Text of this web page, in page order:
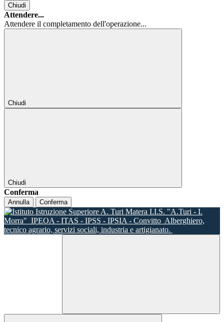
Chiudi
Attendere...
Attendere il completamento dell'operazione...
Chiudi
Chiudi
Conferma
Annulla Conferma
I.I.S. "A.Turi - I.
Morra" IPEOA - ITAS - IPSS - IPSIA - Convitto Alberghiero,
tecnico agrario, servizi sociali, industria e artigianato.